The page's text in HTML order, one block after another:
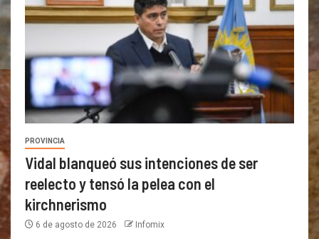
PROVINCIA
Vidal blanqueó sus intenciones de ser
reelecto y tensó la pelea con el
kirchnerismo
6 de agosto de 2026 Infomix